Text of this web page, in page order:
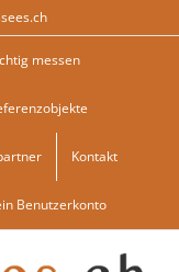
messen
Kontakt
Benutzerkonto